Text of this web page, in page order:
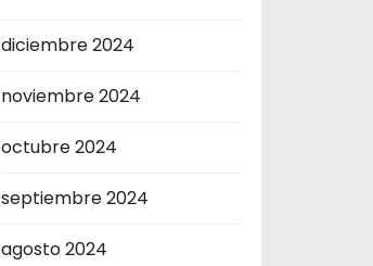
diciembre 2024
noviembre 2024
octubre 2024
septiembre 2024
agosto 2024